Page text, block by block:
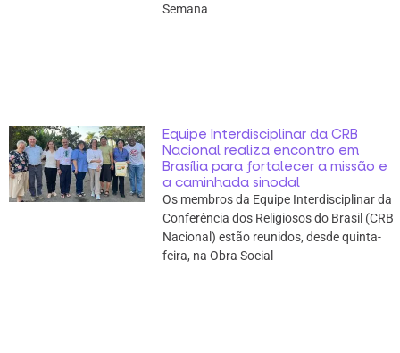
Semana
Equipe Interdisciplinar da CRB
Nacional realiza encontro em
Brasília para fortalecer a missão e
a caminhada sinodal
Os membros da Equipe Interdisciplinar da
Conferência dos Religiosos do Brasil (CRB
Nacional) estão reunidos, desde quinta-
feira, na Obra Social